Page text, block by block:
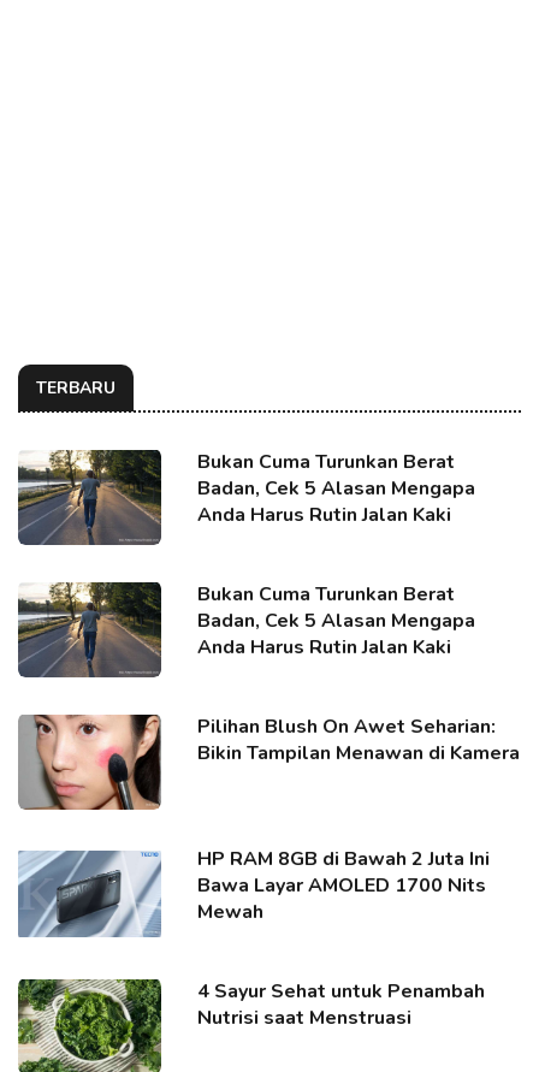
TERBARU
Bukan Cuma Turunkan Berat
Badan, Cek 5 Alasan Mengapa
Anda Harus Rutin Jalan Kaki
Bukan Cuma Turunkan Berat
Badan, Cek 5 Alasan Mengapa
Anda Harus Rutin Jalan Kaki
Pilihan Blush On Awet Seharian:
Bikin Tampilan Menawan di Kamera
HP RAM 8GB di Bawah 2 Juta Ini
Bawa Layar AMOLED 1700 Nits
Mewah
4 Sayur Sehat untuk Penambah
Nutrisi saat Menstruasi